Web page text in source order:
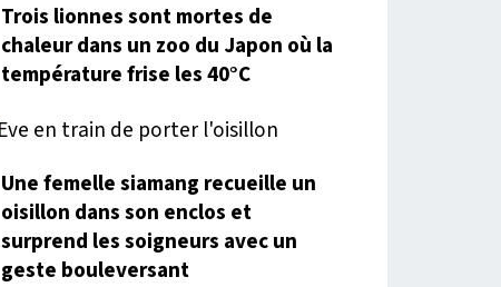
Trois lionnes sont mortes de
chaleur dans un zoo du Japon où la
température frise les 40°C
Une femelle siamang recueille un
oisillon dans son enclos et
surprend les soigneurs avec un
geste bouleversant